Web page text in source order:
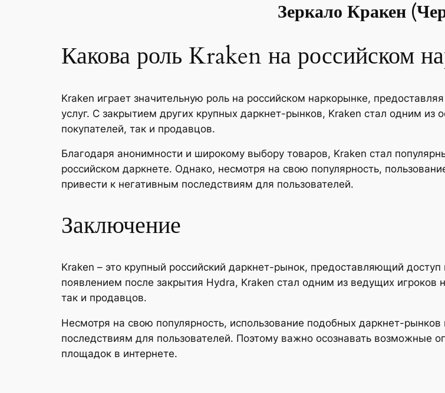
Зеркало Кракен
Какова роль Kraken на российском
Kraken играет значительную роль на российском наркорынке,
услуг. С закрытием других крупных даркнет-рынков, Kraken стал одним из
покупателей, так и продавцов.
Благодаря анонимности и широкому выбору товаров, Kraken стал
российском даркнете. Однако, несмотря на свою популярность,
привести к негативным последствиям для пользователей.
Заключение
Kraken – это крупный российский даркнет-рынок, предоставляющий
появлением после закрытия Hydra, Kraken стал одним из ведущих игроков
так и продавцов.
Несмотря на свою популярность, использование подобных даркнет-
последствиям для пользователей. Поэтому важно осознавать возможные
площадок в интернете.